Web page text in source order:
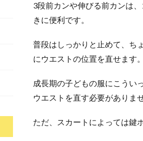
3段前カンや伸びる前カンは
きに便利です。
普段はしっかりと止めて、ち
にウエストの位置を直せます。
成長期の子どもの服にこうい
ウエストを直す必要がありませ
ただ、スカートによっては鍵